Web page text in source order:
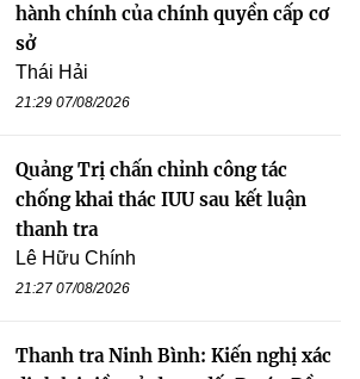
hành chính của chính quyền cấp cơ
sở
Thái Hải
21:29 07/08/2026
Quảng Trị chấn chỉnh công tác
chống khai thác IUU sau kết luận
thanh tra
Lê Hữu Chính
21:27 07/08/2026
Thanh tra Ninh Bình: Kiến nghị xác